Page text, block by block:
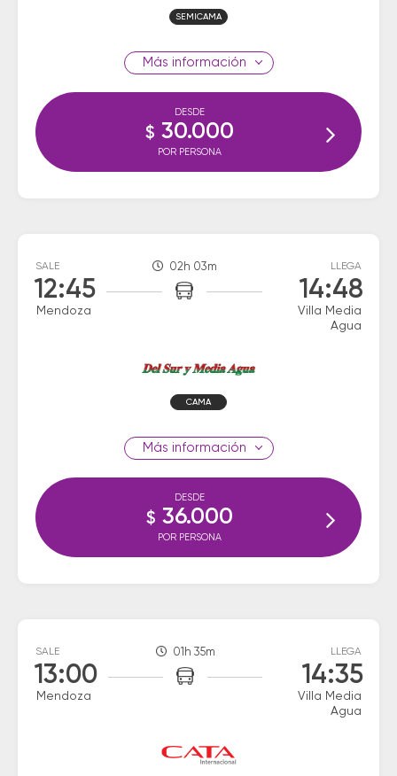
SEMICAMA
información
DESDE
$ 30.000
POR PERSONA
SALE
12:45
Mendoza
02h 03m LLEGA
14:48
Villa Media
Agua
CAMA
información
DESDE
$ 36.000
POR PERSONA
SALE
13:00
Mendoza
01h 35m LLEGA
14:35
Villa Media
Agua